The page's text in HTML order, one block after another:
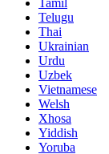
Tamil
Telugu
Thai
Ukrainian
Urdu
Uzbek
Vietnamese
Welsh
Xhosa
Yiddish
Yoruba